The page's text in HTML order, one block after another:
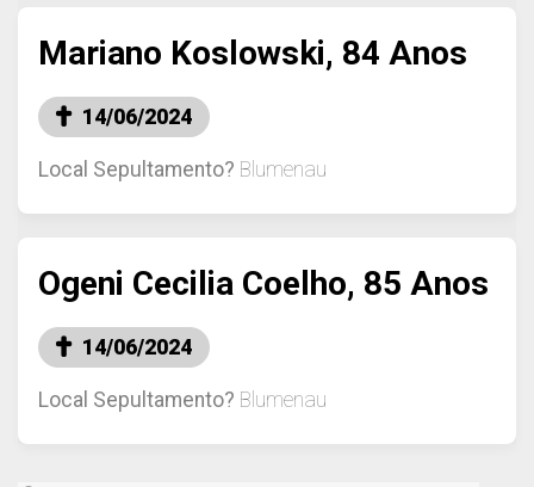
Mariano Koslowski, 84 Anos
14/06/2024
Local Sepultamento? Blumenau
Ogeni Cecilia Coelho, 85 Anos
14/06/2024
Local Sepultamento? Blumenau